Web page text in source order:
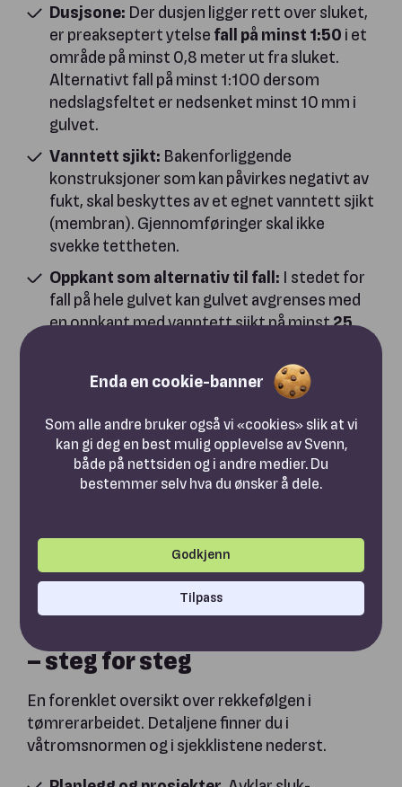
Dusjsone: Der dusjen ligger rett over sluket,
er preakseptert ytelse fall på minst 1:50 i et
område på minst 0,8 meter ut fra sluket.
Alternativt fall på minst 1:100 dersom
nedslagsfeltet er nedsenket minst 10 mm i
gulvet.
Vanntett sjikt: Bakenforliggende
konstruksjoner som kan påvirkes negativt av
fukt, skal beskyttes av et egnet vanntett sjikt
(membran). Gjennomføringer skal ikke
svekke tettheten.
Oppkant som alternativ til fall: I stedet for
fall på hele gulvet kan gulvet avgrenses med
en oppkant med vanntett sjikt på minst25
Synliggjøring av lekkasje:Lekkasjevann skal
Tips:FFV anbefaler at du bygger etter
våtromsnormen, som gir fall på 1:50 i dusjsonen
og 1:100 i resten av rommet. Da ligger du trygt
Usikker på om du dokumenterer riktig?
hvordan et digitalt KS-system forenkler
våtromsjobben →
– steg for steg
En forenklet oversikt over rekkefølgen i
tømrerarbeidet. Detaljene finner du i
våtromsnormen og i sjekklistene nederst.
Enda en cookie-banner
Som alle andre bruker også vi «cookies» slik at vi
kan gi deg en best mulig opplevelse av Svenn,
både på nettsiden og i andre medier. Du
bestemmer selv hva du ønsker å dele.
Godkjenn
Tilpass